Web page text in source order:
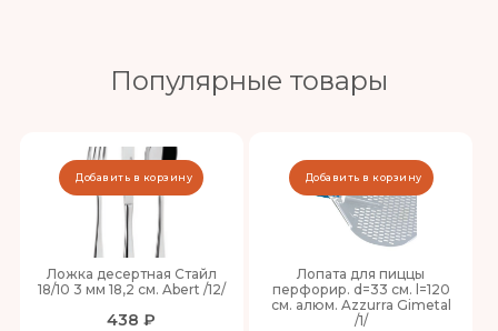
Популярные товары
Ложка десертная Стайл
18/10 3 мм 18,2 см. Abert /12/
438 ₽
Добавить в корзину
Лопата для пиццы
перфорир. d=33 см. l=120
см. алюм. Azzurra Gimetal
/1/
Добавить в корзину